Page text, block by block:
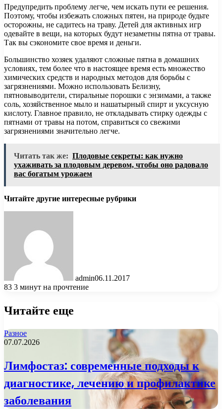
Предупредить проблему легче, чем искать пути ее решения.
Поэтому, чтобы избежать сложных пятен, на природе будьте
осторожны, не садитесь на траву. Детей для активных игр
одевайте в вещи, на которых будут незаметны пятна от травы.
Так вы сэкономите свое время и деньги.
Большинство хозяек удаляют сложные пятна в домашних
условиях, тем более что в настоящее время есть множество
химических средств и народных методов для борьбы с
загрязнениями. Можно использовать Белизну,
пятновыводители, стиральные порошки с энзимами, а также
соль, хозяйственное мыло и нашатырный спирт и уксусную
кислоту. Главное правило, не откладывать стирку одежды с
пятнами от травы на потом, справиться со свежими
загрязнениями значительно легче.
Читать так же: Плодовые секреты: как нужно
ухаживать за плодовым деревом, чтобы оно радовало
вас богатым урожаем
Читайте другие интересные рубрики
admin06.11.2017
83 3 минут на прочтение
Читайте еще
Разное
07.07.2026
Лимфостаз: современные подходы к
диагностике, лечению и профилактике
заболевания